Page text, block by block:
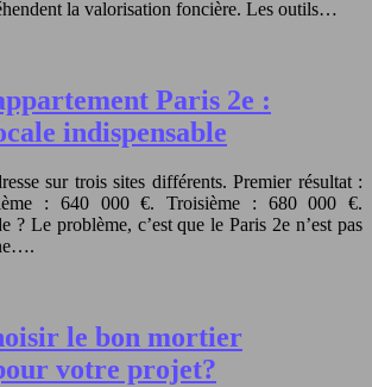
la valorisation foncière. Les outils…
Paris 2e :
indispensable
sur trois sites différents. Premier résultat :
: 640 000 €. Troisième : 680 000 €.
? Le problème, c’est que le Paris 2e n’est pas
le bon mortier
votre projet?